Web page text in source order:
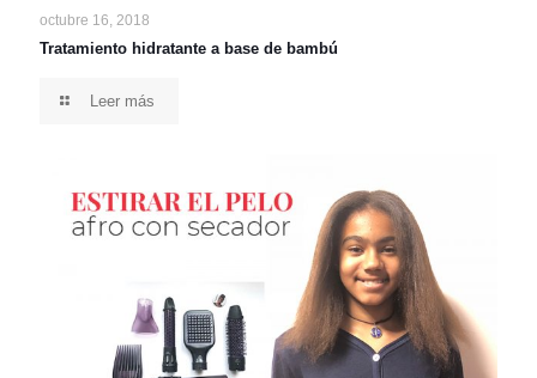
octubre 16, 2018
Tratamiento hidratante a base de bambú
Leer más